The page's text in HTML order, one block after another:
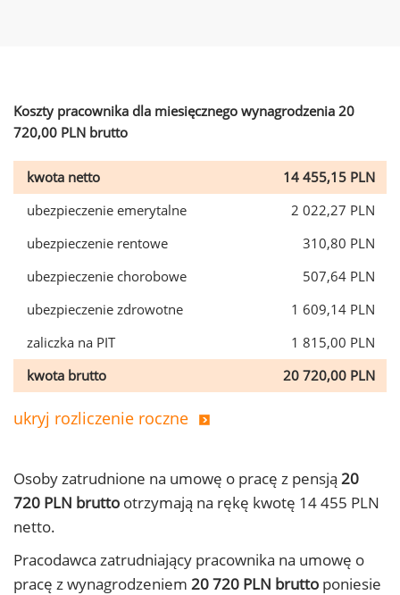
Koszty pracownika dla miesięcznego wynagrodzenia 20
720,00 PLN brutto
kwota netto
14 455,15 PLN
ubezpieczenie emerytalne
2 022,27 PLN
ubezpieczenie rentowe
310,80 PLN
ubezpieczenie chorobowe
507,64 PLN
ubezpieczenie zdrowotne
1 609,14 PLN
zaliczka na PIT
1 815,00 PLN
kwota brutto
20 720,00 PLN
ukryj rozliczenie roczne
Osoby zatrudnione na umowę o pracę z pensją 20
720 PLN brutto otrzymają na rękę kwotę 14 455 PLN
netto.
Pracodawca zatrudniający pracownika na umowę o
pracę z wynagrodzeniem 20 720 PLN brutto poniesie